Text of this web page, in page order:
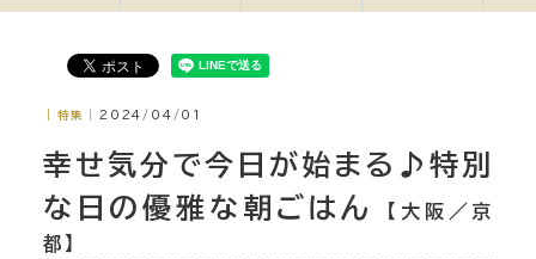
｜特集｜2024/04/01
幸せ気分で今日が始まる♪特別
な日の優雅な朝ごはん
【大阪／京
都】